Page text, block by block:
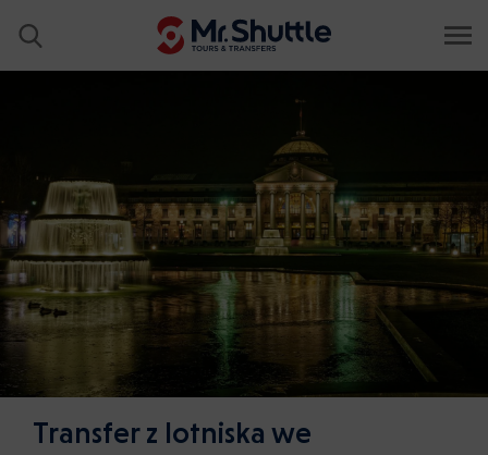
Transfer z lotniska we